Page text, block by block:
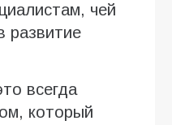
чей
развитие
всегда
который